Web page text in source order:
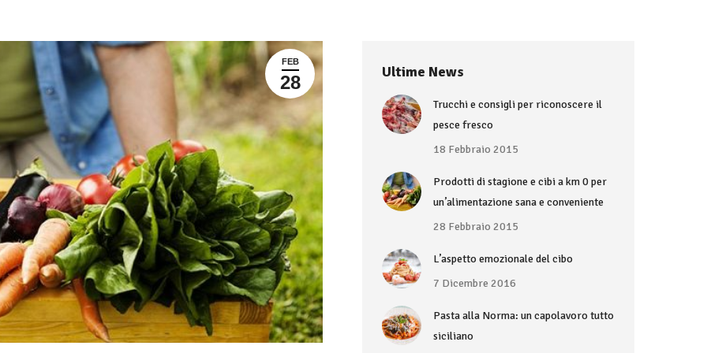
FEB
28 Ultime News
Trucchi e consigli per riconoscere il
pesce fresco
18 Febbraio 2015
Prodotti di stagione e cibi a km 0 per
un’alimentazione sana e conveniente
28 Febbraio 2015
L’aspetto emozionale del cibo
7 Dicembre 2016
Pasta alla Norma: un capolavoro tutto
siciliano